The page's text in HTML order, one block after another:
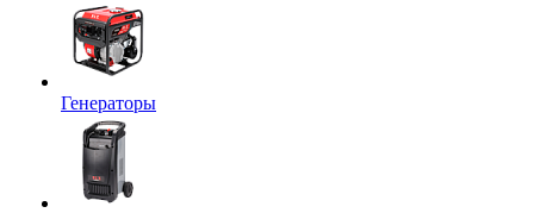
Генераторы